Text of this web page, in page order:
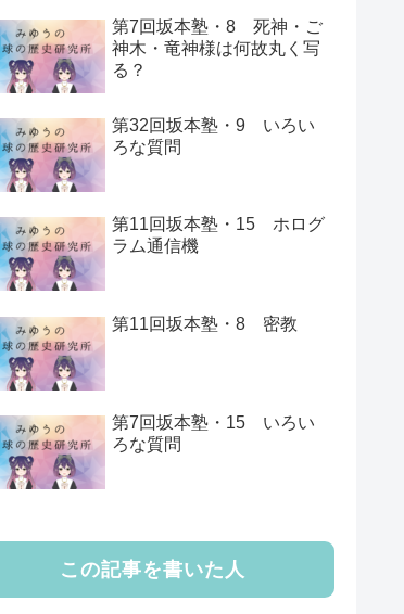
第7回坂本塾・8 死神・ご
神木・竜神様は何故丸く写
る？
第32回坂本塾・9 いろい
ろな質問
第11回坂本塾・15 ホログ
ラム通信機
第11回坂本塾・8 密教
第7回坂本塾・15 いろい
ろな質問
この記事を書いた人